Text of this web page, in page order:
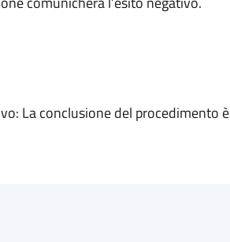
La conclusione del procedimento è